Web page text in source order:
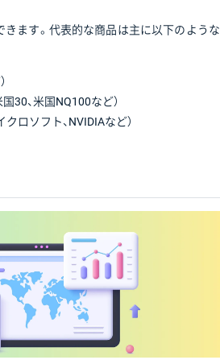
きます。代表的な商品は主に以下のような
30、米国NQ100など）
クロソフト、NVIDIAなど）